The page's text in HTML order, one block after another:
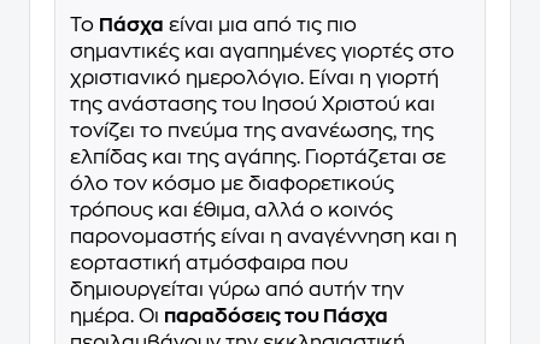
Το Πάσχα είναι μια από τις πιο
σημαντικές και αγαπημένες γιορτές στο
χριστιανικό ημερολόγιο. Είναι η γιορτή
της ανάστασης του Ιησού Χριστού και
τονίζει το πνεύμα της ανανέωσης, της
ελπίδας και της αγάπης. Γιορτάζεται σε
όλο τον κόσμο με διαφορετικούς
τρόπους και έθιμα, αλλά ο κοινός
παρονομαστής είναι η αναγέννηση και η
εορταστική ατμόσφαιρα που
δημιουργείται γύρω από αυτήν την
ημέρα. Οι παραδόσεις του Πάσχα